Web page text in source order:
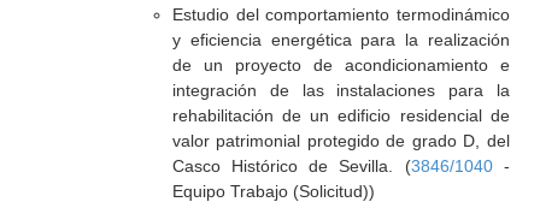
Estudio del comportamiento termodinámico
y eficiencia energética para la realización
de un proyecto de acondicionamiento e
integración de las instalaciones para la
rehabilitación de un edificio residencial de
valor patrimonial protegido de grado D, del
Casco Histórico de Sevilla. (3846/1040-
Equipo Trabajo (Solicitud))